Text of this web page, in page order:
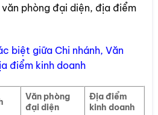
phòng đại diện, địa điểm
biệt giữa Chi nhánh, Văn
điểm kinh doanh
Văn phòng
đại diện
Địa điểm
kinh doanh